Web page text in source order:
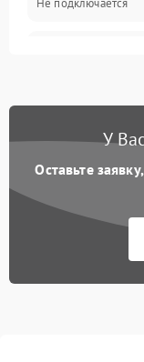
Не подключается
У
Оставьте